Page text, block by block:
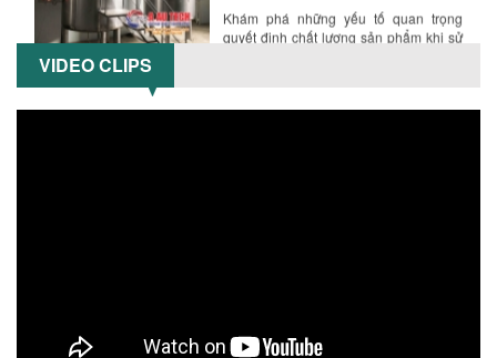
Khám phá những yếu tố quan trọng
quyết định chất lượng sản phẩm khi sử
dụng bồn khuấy trộn chất lỏng trong...
ĐÚNG DỤNG CỤ KHUẤY SƠN CHO DÂY
VIDEO CLIPS